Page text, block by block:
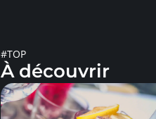
#TOP
À découvrir